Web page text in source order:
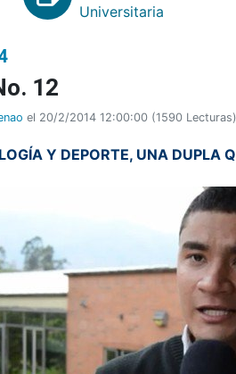
Universitaria
12
el 20/2/2014 12:00:00 (1590 Lecturas)
Y DEPORTE, UNA DUPLA